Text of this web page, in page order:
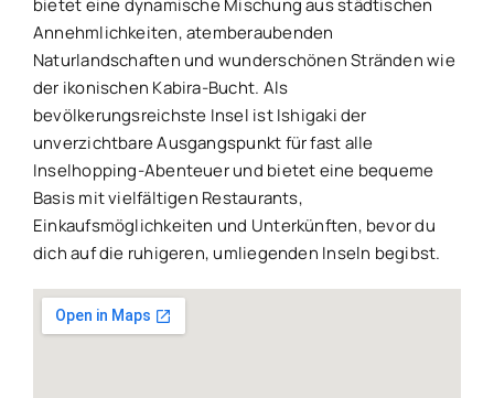
bietet eine dynamische Mischung aus städtischen
Annehmlichkeiten, atemberaubenden
Naturlandschaften und wunderschönen Stränden wie
der ikonischen Kabira-Bucht. Als
bevölkerungsreichste Insel ist Ishigaki der
unverzichtbare Ausgangspunkt für fast alle
Inselhopping-Abenteuer und bietet eine bequeme
Basis mit vielfältigen Restaurants,
Einkaufsmöglichkeiten und Unterkünften, bevor du
dich auf die ruhigeren, umliegenden Inseln begibst.